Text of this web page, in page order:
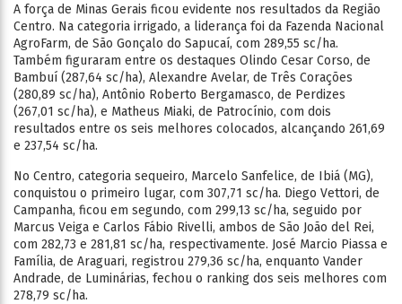
A força de Minas Gerais ficou evidente nos resultados da Região
Centro. Na categoria irrigado, a liderança foi da Fazenda Nacional
AgroFarm, de São Gonçalo do Sapucaí, com 289,55 sc/ha.
Também figuraram entre os destaques Olindo Cesar Corso, de
Bambuí (287,64 sc/ha), Alexandre Avelar, de Três Corações
(280,89 sc/ha), Antônio Roberto Bergamasco, de Perdizes
(267,01 sc/ha), e Matheus Miaki, de Patrocínio, com dois
resultados entre os seis melhores colocados, alcançando 261,69
e 237,54 sc/ha.
No Centro, categoria sequeiro, Marcelo Sanfelice, de Ibiá (MG),
conquistou o primeiro lugar, com 307,71 sc/ha. Diego Vettori, de
Campanha, ficou em segundo, com 299,13 sc/ha, seguido por
Marcus Veiga e Carlos Fábio Rivelli, ambos de São João del Rei,
com 282,73 e 281,81 sc/ha, respectivamente. José Marcio Piassa e
Família, de Araguari, registrou 279,36 sc/ha, enquanto Vander
Andrade, de Luminárias, fechou o ranking dos seis melhores com
278,79 sc/ha.